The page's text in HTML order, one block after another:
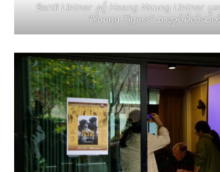
Bertil Lintner နှင့် Hseng Noung Lintner
“Young Tigers” စာအုပ်မိတ်ဆ